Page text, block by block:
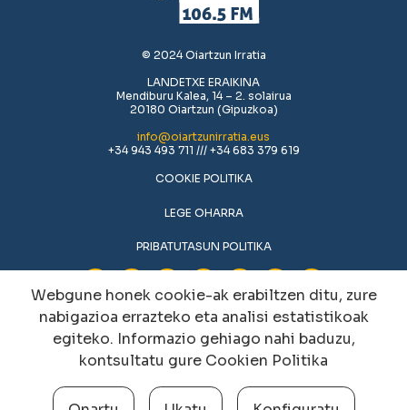
© 2024 Oiartzun Irratia
LANDETXE ERAIKINA
Mendiburu Kalea, 14 – 2. solairua
20180 Oiartzun (Gipuzkoa)
info@oiartzunirratia.eus
+34 943 493 711 /// +34 683 379 619
COOKIE POLITIKA
LEGE OHARRA
PRIBATUTASUN POLITIKA
Webgune honek cookie-ak erabiltzen ditu, zure
nabigazioa errazteko eta analisi estatistikoak
egiteko. Informazio gehiago nahi baduzu,
kontsultatu gure Cookien Politika